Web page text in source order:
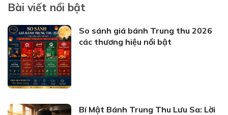
Bài viết nổi bật
So sánh giá bánh Trung thu 2026
các thương hiệu nổi bật
Bí Mật Bánh Trung Thu Lưu Sa: Lời